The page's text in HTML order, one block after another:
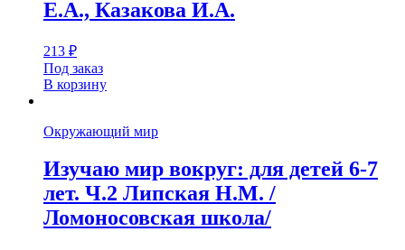
Е.А., Казакова И.А.
213 ₽
Под заказ
В корзину
Окружающий мир
Изучаю мир вокруг: для детей 6-7
лет. Ч.2 Липская Н.М. /
Ломоносовская школа/